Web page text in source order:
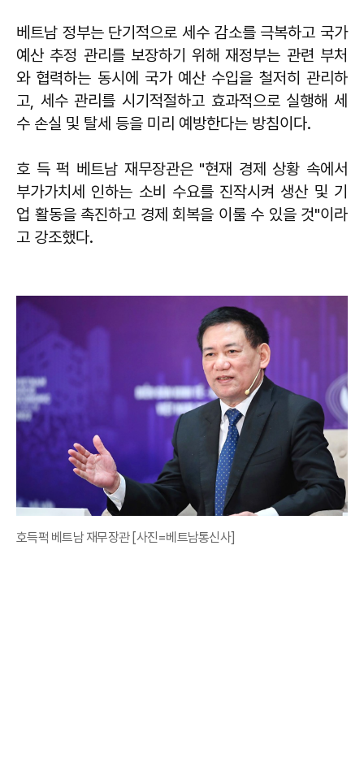
베트남 정부는 단기적으로 세수 감소를 극복하고 국가
예산 추정 관리를 보장하기 위해 재정부는 관련 부처
와 협력하는 동시에 국가 예산 수입을 철저히 관리하
고, 세수 관리를 시기적절하고 효과적으로 실행해 세
수 손실 및 탈세 등을 미리 예방한다는 방침이다.
호 득 퍽 베트남 재무장관은 "현재 경제 상황 속에서
부가가치세 인하는 소비 수요를 진작시켜 생산 및 기
업 활동을 촉진하고 경제 회복을 이룰 수 있을 것"이라
고 강조했다.
호득퍽 베트남 재무장관 [사진=베트남통신사]